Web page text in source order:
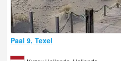
Paal 9, Texel